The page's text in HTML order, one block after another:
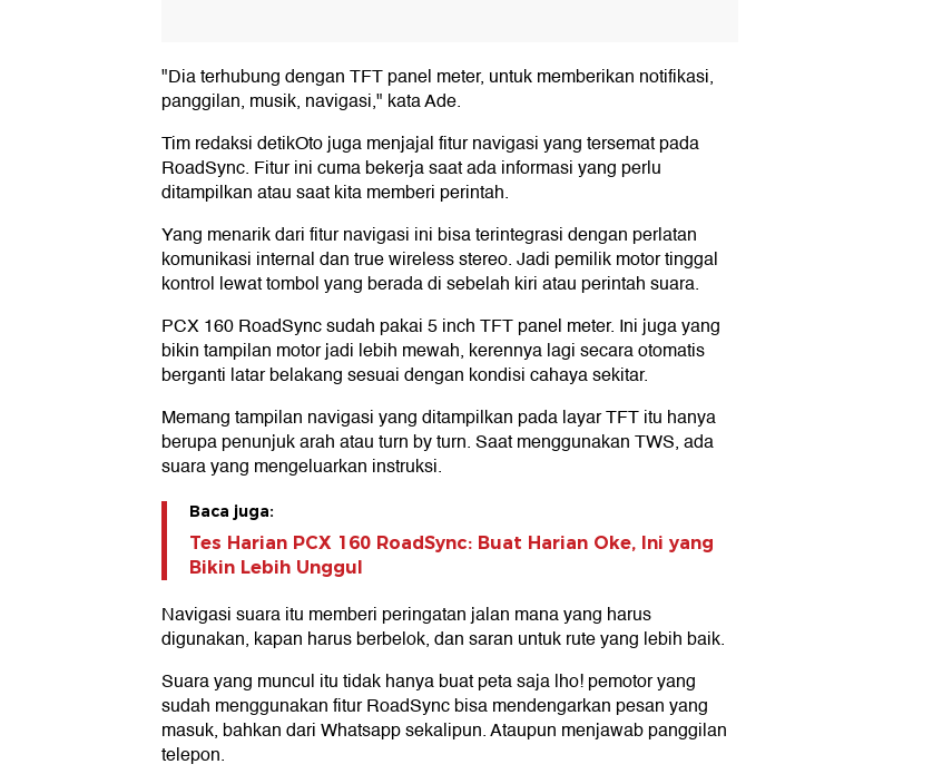
"Dia terhubung dengan TFT panel meter, untuk memberikan notifikasi,
panggilan, musik, navigasi," kata Ade.
Tim redaksi detikOto juga menjajal fitur navigasi yang tersemat pada
RoadSync. Fitur ini cuma bekerja saat ada informasi yang perlu
ditampilkan atau saat kita memberi perintah.
Yang menarik dari fitur navigasi ini bisa terintegrasi dengan perlatan
komunikasi internal dan true wireless stereo. Jadi pemilik motor tinggal
kontrol lewat tombol yang berada di sebelah kiri atau perintah suara.
PCX 160 RoadSync sudah pakai 5 inch TFT panel meter. Ini juga yang
bikin tampilan motor jadi lebih mewah, kerennya lagi secara otomatis
berganti latar belakang sesuai dengan kondisi cahaya sekitar.
Memang tampilan navigasi yang ditampilkan pada layar TFT itu hanya
berupa penunjuk arah atau turn by turn. Saat menggunakan TWS, ada
suara yang mengeluarkan instruksi.
Baca juga:
Tes Harian PCX 160 RoadSync: Buat Harian Oke, Ini yang
Bikin Lebih Unggul
Navigasi suara itu memberi peringatan jalan mana yang harus
digunakan, kapan harus berbelok, dan saran untuk rute yang lebih baik.
Suara yang muncul itu tidak hanya buat peta saja lho! pemotor yang
sudah menggunakan fitur RoadSync bisa mendengarkan pesan yang
masuk, bahkan dari Whatsapp sekalipun. Ataupun menjawab panggilan
telepon.